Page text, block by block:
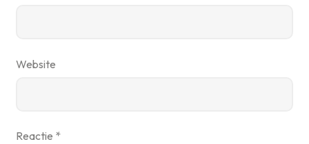
Website
Reactie *